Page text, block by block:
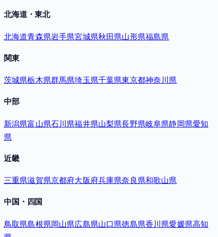
北海道・東北
北海道青森県岩手県宮城県秋田県山形県福島県
関東
茨城県栃木県群馬県埼玉県千葉県東京都神奈川県
中部
新潟県富山県石川県福井県山梨県長野県岐阜県静岡県愛知
県
近畿
三重県滋賀県京都府大阪府兵庫県奈良県和歌山県
中国・四国
鳥取県島根県岡山県広島県山口県徳島県香川県愛媛県高知